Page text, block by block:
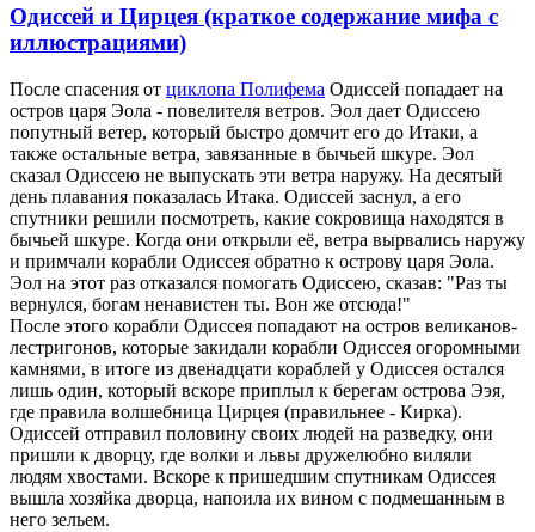
Одиссей и Цирцея (краткое содержание мифа с
иллюстрациями)
После спасения от циклопа Полифема Одиссей попадает на
остров царя Эола - повелителя ветров. Эол дает Одиссею
попутный ветер, который быстро домчит его до Итаки, а
также остальные ветра, завязанные в бычьей шкуре. Эол
сказал Одиссею не выпускать эти ветра наружу. На десятый
день плавания показалась Итака. Одиссей заснул, а его
спутники решили посмотреть, какие сокровища находятся в
бычьей шкуре. Когда они открыли её, ветра вырвались наружу
и примчали корабли Одиссея обратно к острову царя Эола.
Эол на этот раз отказался помогать Одиссею, сказав: "Раз ты
вернулся, богам ненавистен ты. Вон же отсюда!"
После этого корабли Одиссея попадают на остров великанов-
лестригонов, которые закидали корабли Одиссея огоромными
камнями, в итоге из двенадцати кораблей у Одиссея остался
лишь один, который вскоре приплыл к берегам острова Ээя,
где правила волшебница Цирцея (правильнее - Кирка).
Одиссей отправил половину своих людей на разведку, они
пришли к дворцу, где волки и львы дружелюбно виляли
людям хвостами. Вскоре к пришедшим спутникам Одиссея
вышла хозяйка дворца, напоила их вином с подмешанным в
него зельем.